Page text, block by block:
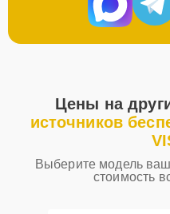
Цены на
источников
Выберите модель
стоимость